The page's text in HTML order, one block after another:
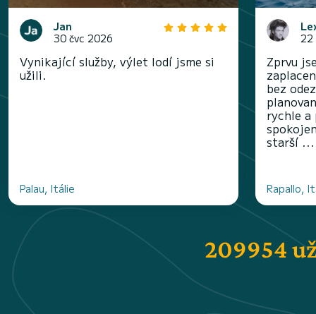
Jan
30 čvc 2026
Vynikající služby, výlet lodí jsme si
užili.
Palau, Itálie
22
Zprvu
bez
rychle a
starší ...
Rapallo,
209954